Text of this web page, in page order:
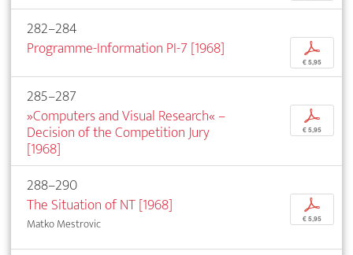
282–284
Programme-Information PI-7 [1968]
p
€ 5,95
285–287
»Computers and Visual Research« –
Decision of the Competition Jury
[1968]
p
€ 5,95
288–290
The Situation of NT [1968]
Matko Mestrovic
p
€ 5,95